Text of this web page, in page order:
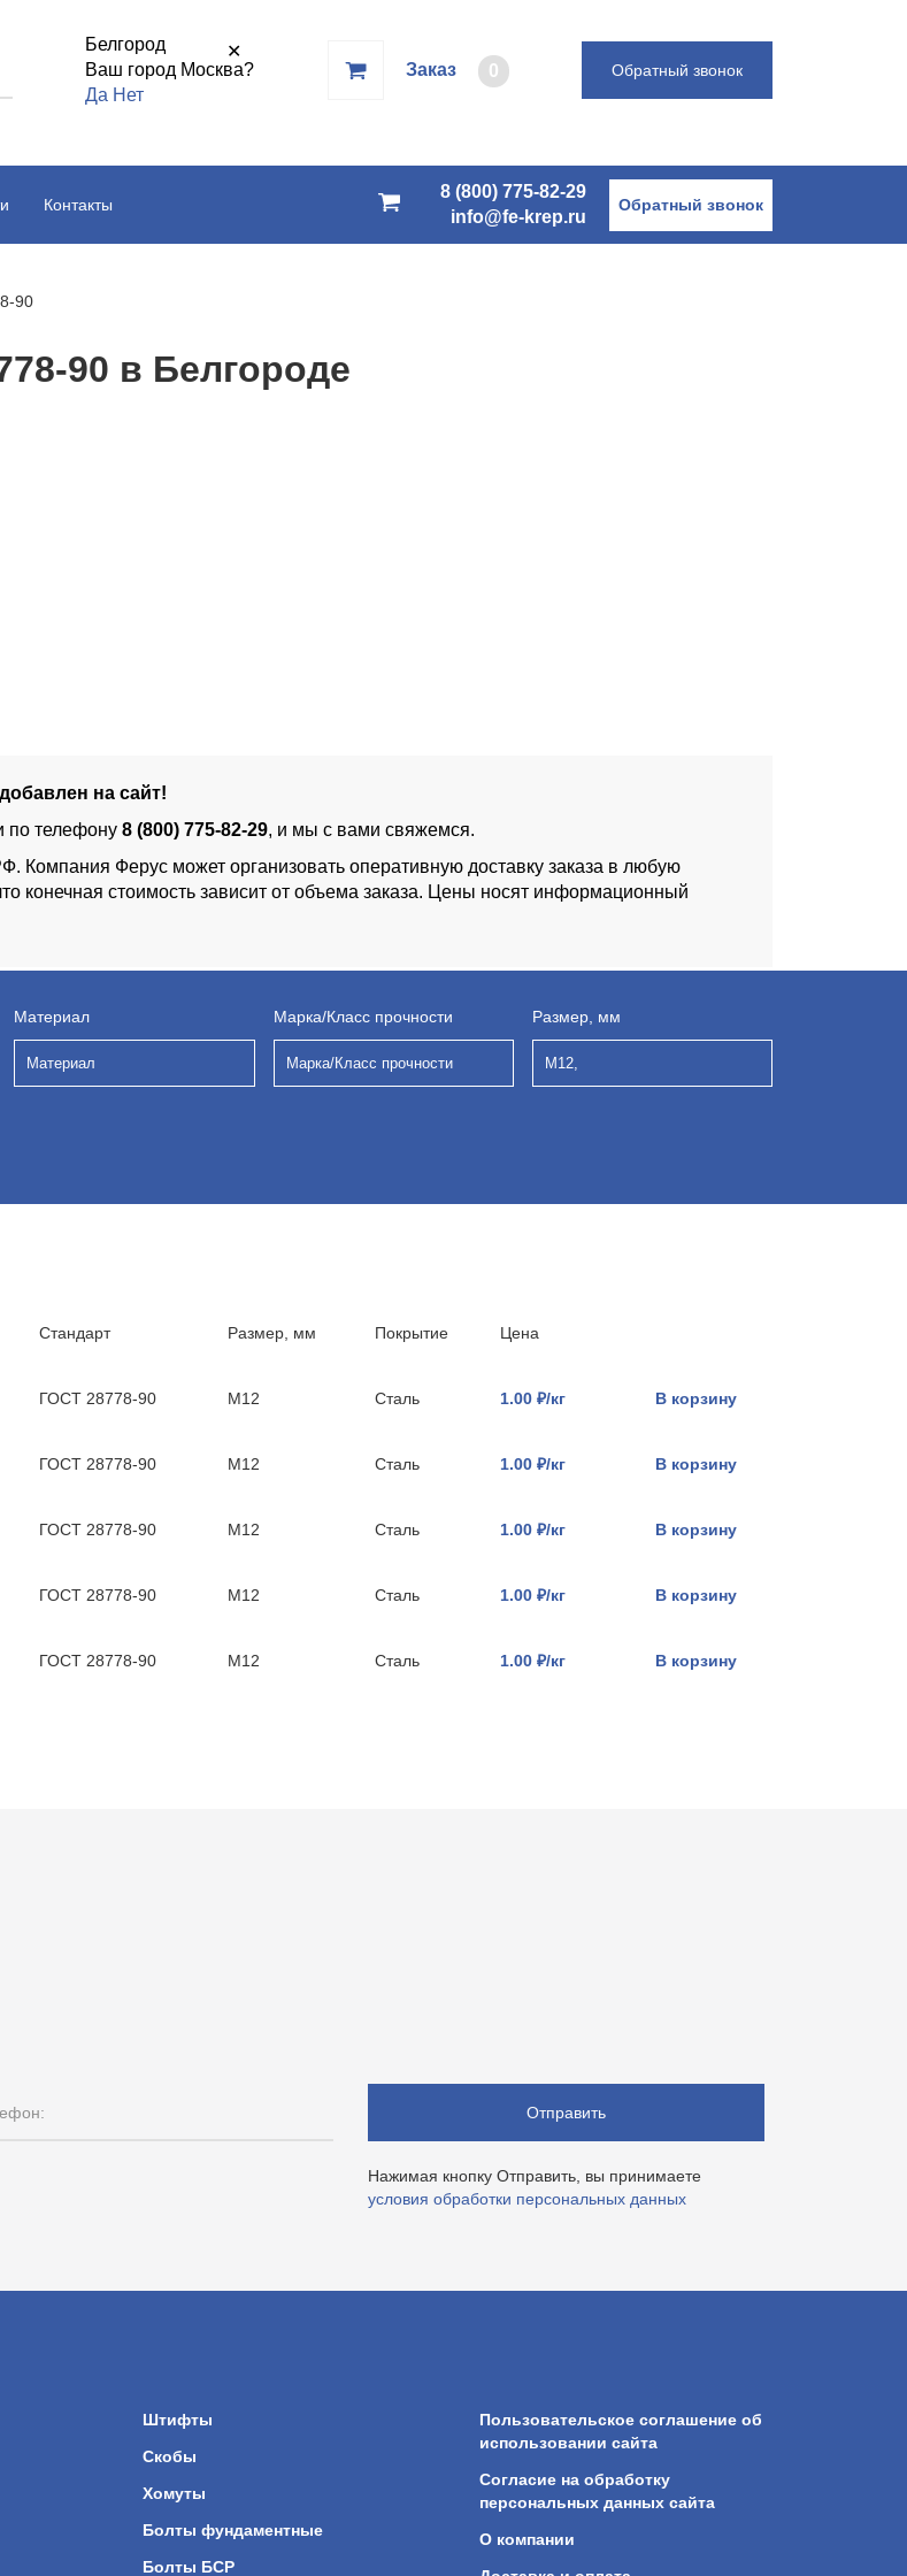
Белгород
✕
Ваш город Москва?
Да Нет
Заказ 0 Обратный звонок
Контакты
8 (800) 775-82-29
info@fe-krep.ru
Обратный звонок
90
90 в Белгороде
на сайт!
по телефону 8 (800) 775-82-29, и мы с вами свяжемся.
Компания Ферус может организовать оперативную доставку заказа в любую
конечная стоимость зависит от объема заказа. Цены носят информационный
Материал
Материал
Марка/Класс прочности
Марка/Класс прочности
Размер, мм
М12,
Стандарт Размер, мм Покрытие Цена
ГОСТ 28778-90 М12 Сталь 1.00 ₽/кг В корзину
ГОСТ 28778-90 М12 Сталь 1.00 ₽/кг В корзину
ГОСТ 28778-90 М12 Сталь 1.00 ₽/кг В корзину
ГОСТ 28778-90 М12 Сталь 1.00 ₽/кг В корзину
ГОСТ 28778-90 М12 Сталь 1.00 ₽/кг В корзину
Отправить
Нажимая кнопку Отправить, вы принимаете
условия обработки персональных данных
Штифты
Скобы
Хомуты
Болты фундаментные
Болты БСР
Пользовательское соглашение об
использовании сайта
Согласие на обработку
персональных данных сайта
О компании